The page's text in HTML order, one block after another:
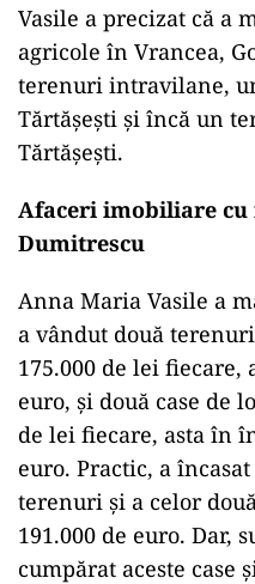
Vasile a precizat că a
agricole în Vrancea,
terenuri intravilane,
Tărtășești și încă un
Tărtășești.
Afaceri imobiliare
Dumitrescu
Anna Maria Vasile a
a vândut două
175.000 de lei fiecare,
euro, și două case de
de lei fiecare, asta în
euro. Practic, a
terenuri și a celor
191.000 de euro. Dar,
cumpărat aceste case